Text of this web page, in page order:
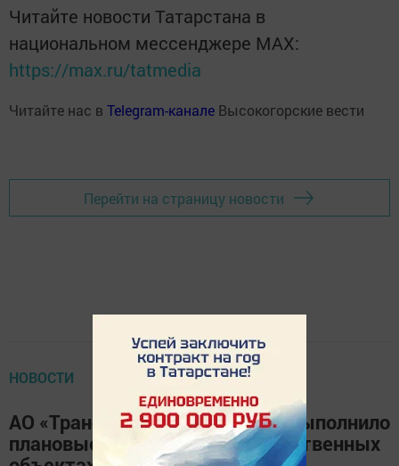
Читайте новости Татарстана в
национальном мессенджере MАХ:
https://max.ru/tatmedia
Читайте нас в Telegram-канале Высокогорские вести
Перейти на страницу новости
НОВОСТИ
АО «Транснефть – Прикамье» выполнило
плановые работы на производственных